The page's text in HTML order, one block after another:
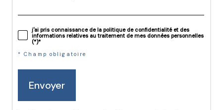
j'ai pris connaissance de la politique de confidentialité et des
informations relatives au traitement de mes données personnelles
(*)*
* Champ obligatoire
Envoyer